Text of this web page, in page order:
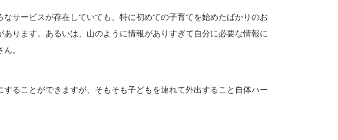
なサービスが存在していても、特に初めての子育てを始めたばかりのお
ります。あるいは、山のように情報がありすぎて自分に必要な情報に
。
することができますが、そもそも子どもを連れて外出すること自体ハー